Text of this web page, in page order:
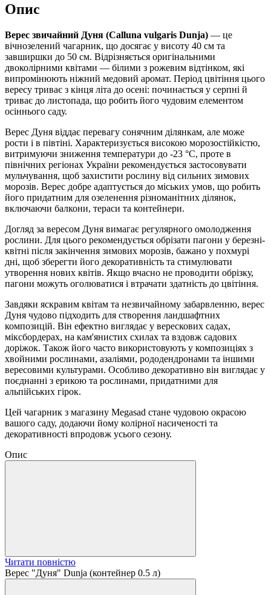
Опис
Верес звичайний Дуня (Calluna vulgaris Dunja) — це
вічнозелений чагарник, що досягає у висоту 40 см та
завширшки до 50 см. Відрізняється оригінальними
двоколірними квітами — білими з рожевим відтінком, які
випромінюють ніжний медовий аромат. Період цвітіння цього
вересу триває з кінця літа до осені: починається у серпні й
триває до листопада, що робить його чудовим елементом
осіннього саду.
Верес Дуня віддає перевагу сонячним ділянкам, але може
рости і в півтіні. Характеризується високою морозостійкістю,
витримуючи зниження температури до -23 °С, проте в
північних регіонах України рекомендується застосовувати
мульчування, щоб захистити рослину від сильних зимових
морозів. Верес добре адаптується до міських умов, що робить
його придатним для озеленення різноманітних ділянок,
включаючи балкони, тераси та контейнери.
Догляд за вересом Дуня вимагає регулярного омолодження
рослини. Для цього рекомендується обрізати пагони у березні-
квітні після закінчення зимових морозів, бажано у похмурі
дні, щоб зберегти його декоративність та стимулювати
утворення нових квітів. Якщо вчасно не проводити обрізку,
пагони можуть оголюватися і втрачати здатність до цвітіння.
Завдяки яскравим квітам та незвичайному забарвленню, верес
Дуня чудово підходить для створення ландшафтних
композицій. Він ефектно виглядає у верескових садах,
міксбордерах, на кам'янистих схилах та вздовж садових
доріжок. Також його часто використовують у композиціях з
хвойними рослинами, азаліями, рододендронами та іншими
вересовими культурами. Особливо декоративно він виглядає у
поєднанні з ерикою та рослинами, придатними для
альпійських гірок.
Цей чагарник з магазину Megasad стане чудовою окрасою
вашого саду, додаючи йому колірної насиченості та
декоративності впродовж усього сезону.
Опис
Читати повністю
Верес "Дуня" Dunja (контейнер 0.5 л)